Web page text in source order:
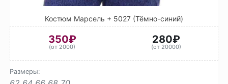
Костюм Марсель + 5027 (Тёмно-синий)
350₽
(от 2000)
280₽
(от 20000)
Размеры: